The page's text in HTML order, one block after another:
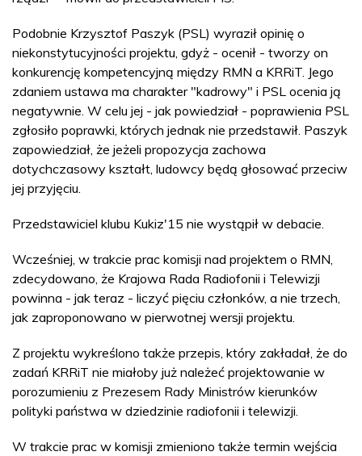
Podobnie Krzysztof Paszyk (PSL) wyraził opinię o
niekonstytucyjności projektu, gdyż - ocenił - tworzy on
konkurencję kompetencyjną między RMN a KRRiT. Jego
zdaniem ustawa ma charakter "kadrowy" i PSL ocenia ją
negatywnie. W celu jej - jak powiedział - poprawienia PSL
zgłosiło poprawki, których jednak nie przedstawił. Paszyk
zapowiedział, że jeżeli propozycja zachowa
dotychczasowy kształt, ludowcy będą głosować przeciw
jej przyjęciu.
Przedstawiciel klubu Kukiz'15 nie wystąpił w debacie.
Wcześniej, w trakcie prac komisji nad projektem o RMN,
zdecydowano, że Krajowa Rada Radiofonii i Telewizji
powinna - jak teraz - liczyć pięciu członków, a nie trzech,
jak zaproponowano w pierwotnej wersji projektu.
Z projektu wykreślono także przepis, który zakładał, że do
zadań KRRiT nie miałoby już należeć projektowanie w
porozumieniu z Prezesem Rady Ministrów kierunków
polityki państwa w dziedzinie radiofonii i telewizji.
W trakcie prac w komisji zmieniono także termin wejścia